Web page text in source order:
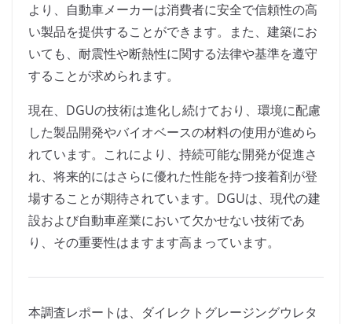
より、自動車メーカーは消費者に安全で信頼性の高
い製品を提供することができます。また、建築にお
いても、耐震性や断熱性に関する法律や基準を遵守
することが求められます。
現在、DGUの技術は進化し続けており、環境に配慮
した製品開発やバイオベースの材料の使用が進めら
れています。これにより、持続可能な開発が促進さ
れ、将来的にはさらに優れた性能を持つ接着剤が登
場することが期待されています。DGUは、現代の建
設および自動車産業において欠かせない技術であ
り、その重要性はますます高まっています。
本調査レポートは、ダイレクトグレージングウレタ